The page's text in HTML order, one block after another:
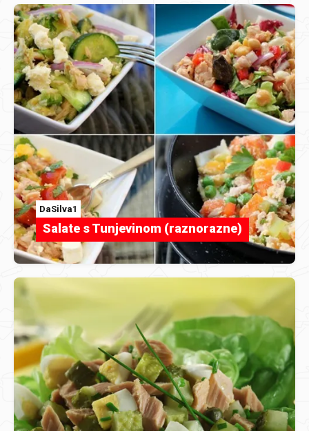
DaSilva1
Salate s Tunjevinom (raznorazne)